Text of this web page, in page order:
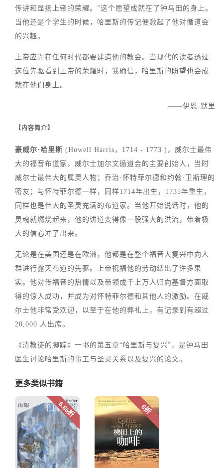
传讲和显扬上帝的荣耀。”这个愿望成就在了钟马田的身上。
当他还是个学生的时候，哈里斯的传记便激起了他对循道会
的兴趣。
上帝应许在任何时代都要建造他的教会。当现代的读者透过
这位先驱看到上帝的荣耀时，我确信，哈里斯的盼望也会成
就在他们身上。
——伊恩·默里
【内容简介】
豪威尔·哈里斯 (Howell Harris，1714 - 1773 )，威尔士最伟
大的福音布道家，威尔士加尔文循道会的主要创始人，当时
威尔士最伟大的属灵人物；乔治·怀特菲尔德和约翰·卫斯理的
密友；与怀特菲尔德一样，同样1714年出生，1735年重生，
同样也是伟大的圣灵充满的布道家。当他开始说话时，他的
灵魂就燃烧起来，他的讲道变得像一股强大的洪流，带着极
大的信心冲了出来。
无论是在美国还是在欧洲，他都是在整个福音大复兴中向人
群进行露天布道的先驱。上帝祝福他的劳动结出了许多果
实。他对传福音的热情以及带领成千上万人归向基督方面取
得的惊人成功，并成为对怀特菲尔德和其他人的激励。在威
尔士他非常受欢迎，以至于在他的葬礼上，有记录到有超过
20,000 人出席。
《清教徒的脚踪》一书的第五章“哈里斯与复兴”，是钟马田
医生讨论哈里斯的事工与圣灵关系以及复兴的论文。
更多类似书籍